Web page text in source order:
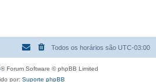
Todos os horários são UTC-03:00
® Forum Software © phpBB Limited
por: Suporte phpBB